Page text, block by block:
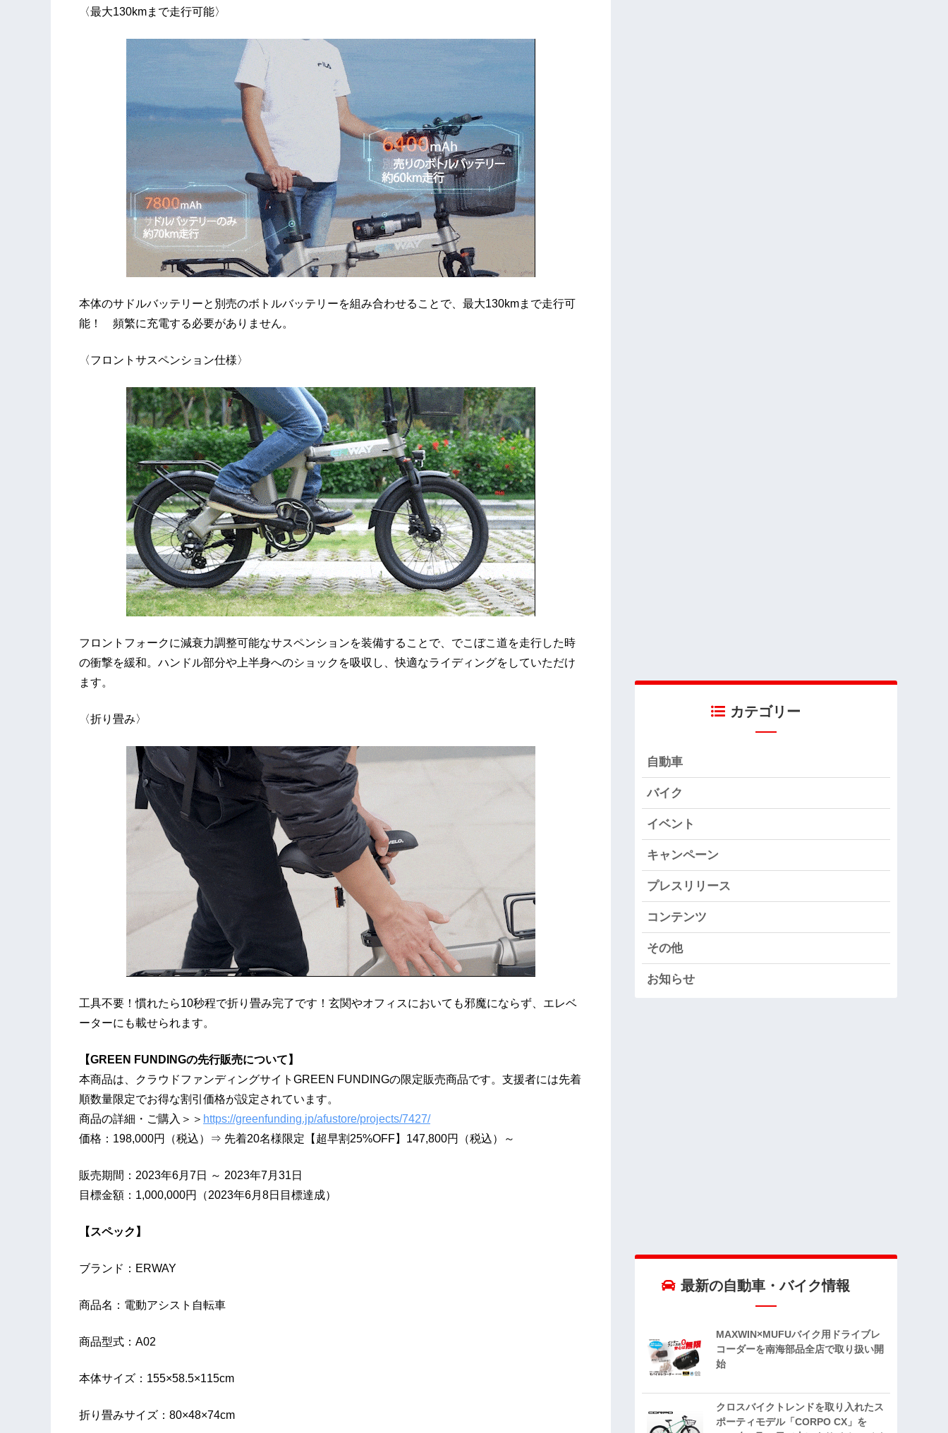
〈最大130kmまで走行可能〉
本体のサドルバッテリーと別売のボトルバッテリーを組み合わせることで、最大130kmまで走行可
能！ 頻繁に充電する必要がありません。
〈フロントサスペンション仕様〉
フロントフォークに減衰力調整可能なサスペンションを装備することで、でこぼこ道を走行した時
の衝撃を緩和。ハンドル部分や上半身へのショックを吸収し、快適なライディングをしていただけ
ます。
〈折り畳み〉
工具不要！慣れたら10秒程で折り畳み完了です！玄関やオフィスにおいても邪魔にならず、エレベ
ーターにも載せられます。
【GREEN FUNDINGの先行販売について】
本商品は、クラウドファンディングサイトGREEN FUNDINGの限定販売商品です。支援者には先着
順数量限定でお得な割引価格が設定されています。
商品の詳細・ご購入＞＞ https://greenfunding.jp/afustore/projects/7427/
価格：198,000円（税込）⇒ 先着20名様限定【超早割25%OFF】147,800円（税込）～
販売期間：2023年6月7日 ～ 2023年7月31日
目標金額：1,000,000円（2023年6月8日目標達成）
【スペック】
ブランド：ERWAY
商品名：電動アシスト自転車
商品型式：A02
本体サイズ：155×58.5×115cm
折り畳みサイズ：80×48×74cm
カテゴリー
自動車
バイク
イベント
キャンペーン
プレスリリース
コンテンツ
その他
お知らせ
最新の自動車・バイク情報
MAXWIN×MUFUバイク用ドライブレ
コーダーを南海部品全店で取り扱い開
始
クロスバイクトレンドを取り入れたス
ポーティモデル「CORPO CX」を